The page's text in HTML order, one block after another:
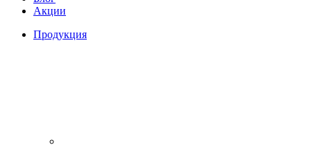
Акции
Продукция